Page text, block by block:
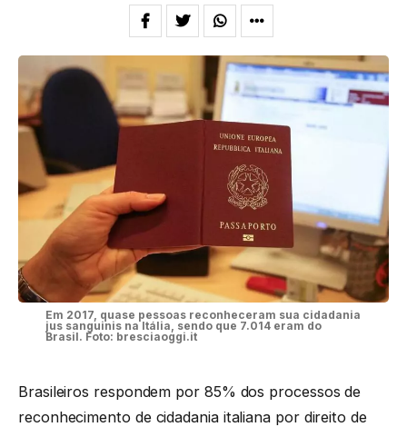
Em 2017, quase pessoas reconheceram sua cidadania
jus sanguinis na Itália, sendo que 7.014 eram do
Brasil. Foto: bresciaoggi.it
Brasileiros respondem por 85% dos processos de
reconhecimento de cidadania italiana por direito de